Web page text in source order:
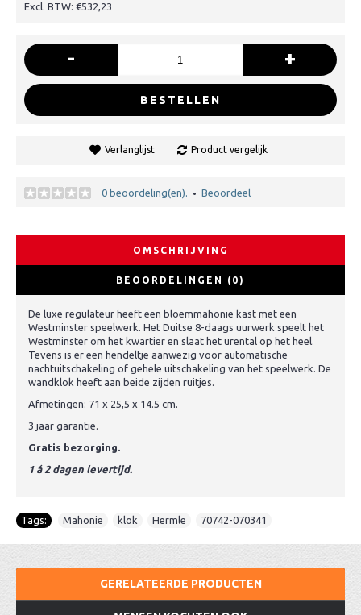
Excl. BTW: €532,23
- +
BESTELLEN
Verlanglijst Product vergelijk
0 beoordeling(en). • Beoordeel
OMSCHRIJVING
BEOORDELINGEN (0)
De luxe regulateur heeft een bloemmahonie kast met een
Westminster speelwerk. Het Duitse 8-daags uurwerk speelt het
Westminster om het kwartier en slaat het urental op het heel.
Tevens is er een hendeltje aanwezig voor automatische
nachtuitschakeling of gehele uitschakeling van het speelwerk. De
wandklok heeft aan beide zijden ruitjes.
Afmetingen: 71 x 25,5 x 14.5 cm.
3 jaar garantie.
Gratis bezorging.
1 á 2 dagen levertijd.
Tags: Mahonie klok Hermle 70742-070341
GERELATEERDE PRODUCTEN